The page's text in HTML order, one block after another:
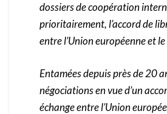
dossiers de coopération
prioritairement, l’accord de
entre l’Union européenne et
Entamées depuis près de 20
négociations en vue d’un
échange entre l’Union